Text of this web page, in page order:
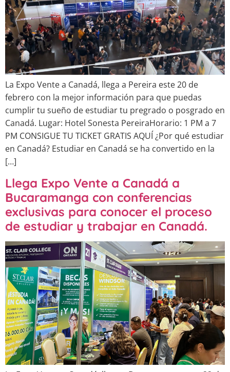
La Expo Vente a Canadá, llega a Pereira este 20 de
febrero con la mejor información para que puedas
cumplir tu sueño de estudiar tu pregrado o posgrado en
Canadá. Lugar: Hotel Sonesta PereiraHorario: 1 PM a 7
PM CONSIGUE TU TICKET GRATIS AQUÍ ¿Por qué estudiar
en Canadá? Estudiar en Canadá se ha convertido en la
[…]
Llega Expo Vente a Canadá a
Bucaramanga con conferencias
exclusivas para conocer el proceso
de estudiar y trabajar en Canadá.